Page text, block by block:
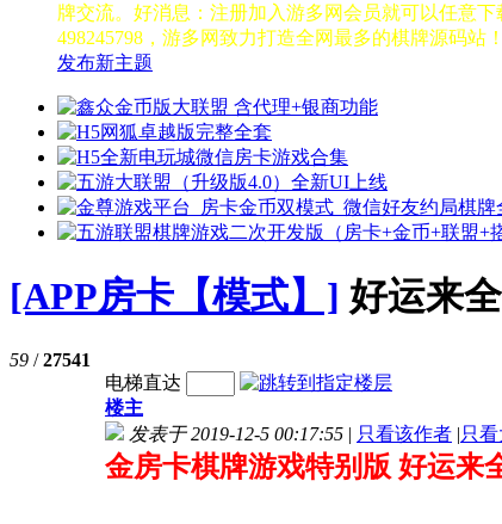
牌交流。 好消息：注册加入游多网会员就可以任意
498245798，游多网致力打造全网最多的棋牌源码
发布新主题
[APP房卡【模式】] 好运来
59 /27541
电梯直达
楼主
发表于 2019-12-5 00:17:55 | 只看该作者 |只
金房卡棋牌游戏特别版 好运来